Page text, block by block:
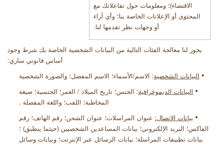
الاقتضاء)؛ ومعلومات حول تفاعلاتك مع
المحتوى أو الإعلانات الخاصة بنا؛ وأي آراء
أو وجهات نظر تقدمها لنا.
يجوز لنا معالجة الفئات التالية من البيانات الشخصية الخاصة بك شرط وجود
أساس قانوني ساري:
• البيانات الشخصية: الاسم/الأسماء؛ الاسم المفضل؛ والصورة الشخصية
• البيانات الديموغرافية: الجنس؛ تاريخ الميلاد / العمر؛ الجنسية؛ صيغة
المخاطبة؛ اللقب؛ واللغة المفضلة .
• بيانات الاتصال: عنوان المراسلات؛ عنوان الشحن؛ رقم الهاتف؛ رقم
الفاكس؛ البريد الإلكتروني؛ بيانات المساعدين الشخصيين (حيثما ينطبق) ؛
بيانات تطبيقات المراسلة؛ بيانات الرسائل عبر الإنترنت؛ وبيانات وسائل